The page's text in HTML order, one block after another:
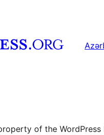
of the WordPress